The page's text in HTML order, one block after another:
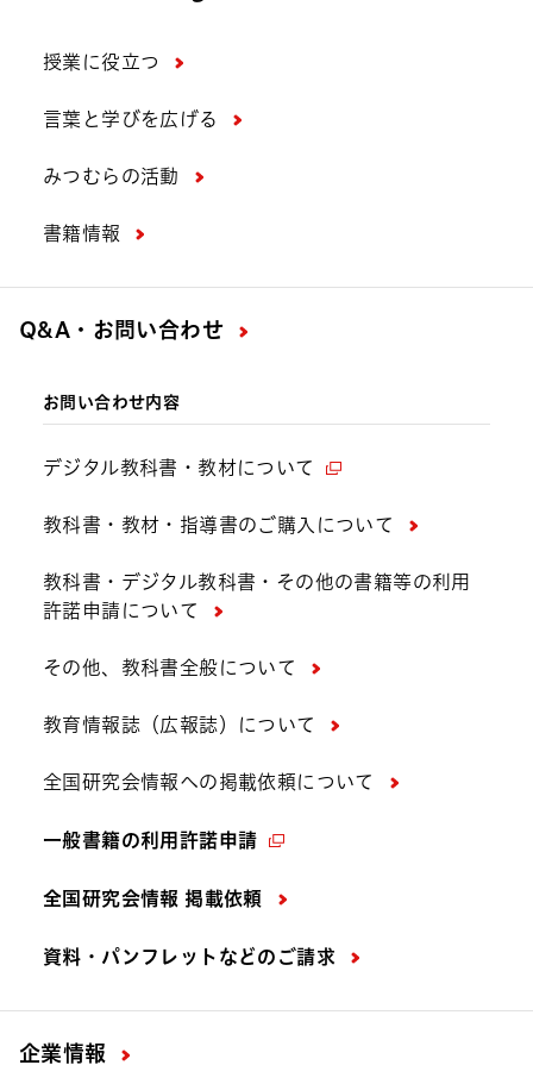
授業に役立つ
言葉と学びを広げる
みつむらの活動
書籍情報
Q&A・お問い合わせ
お問い合わせ内容
デジタル教科書・教材について
教科書・教材・指導書のご購入について
教科書・デジタル教科書・その他の書籍等の利用
許諾申請について
その他、教科書全般について
教育情報誌（広報誌）について
全国研究会情報への掲載依頼について
一般書籍の利用許諾申請
全国研究会情報 掲載依頼
資料・パンフレットなどの ご請求
企業情報